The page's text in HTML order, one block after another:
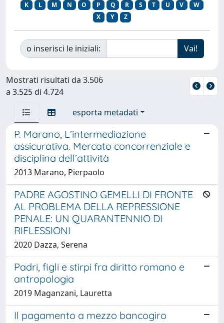
K
L M N O P Q R S T U V
W
X
Y Z
o inserisci le iniziali:
Mostrati risultati da 3.506
a 3.525 di 4.724
esporta metadati
P. Marano, L’intermediazione
assicurativa. Mercato concorrenziale e
disciplina dell’attività
2013 Marano, Pierpaolo
PADRE AGOSTINO GEMELLI DI FRONTE
AL PROBLEMA DELLA REPRESSIONE
PENALE: UN QUARANTENNIO DI
RIFLESSIONI
2020 Dazza, Serena
Padri, figli e stirpi fra diritto romano e
antropologia
2019 Maganzani, Lauretta
Il pagamento a mezzo bancogiro